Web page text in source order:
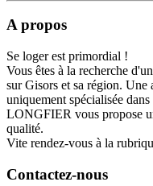
A propos
Se loger est primordial !
Vous êtes à la recherche
sur Gisors et sa région.
uniquement spécialisée
LONGFIER vous propose
qualité.
Vite rendez-vous à la
Contactez-nous